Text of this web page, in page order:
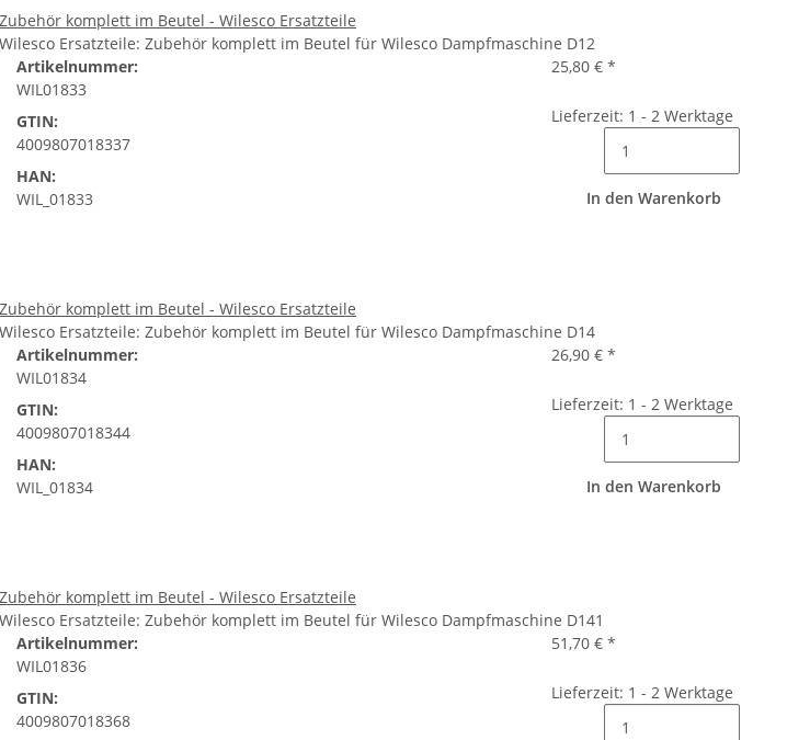
Zubehör komplett im Beutel - Wilesco Ersatzteile
Wilesco Ersatzteile: Zubehör komplett im Beutel für Wilesco Dampfmaschine D12
Artikelnummer:
WIL01833
GTIN:
4009807018337
HAN:
WIL_01833
25,80 € *
Lieferzeit: 1 - 2 Werktage
In den Warenkorb
Zubehör komplett im Beutel - Wilesco Ersatzteile
Wilesco Ersatzteile: Zubehör komplett im Beutel für Wilesco Dampfmaschine D14
Artikelnummer:
WIL01834
GTIN:
4009807018344
HAN:
WIL_01834
26,90 € *
Lieferzeit: 1 - 2 Werktage
In den Warenkorb
Zubehör komplett im Beutel - Wilesco Ersatzteile
Wilesco Ersatzteile: Zubehör komplett im Beutel für Wilesco Dampfmaschine D141
Artikelnummer:
WIL01836
GTIN:
4009807018368
51,70 € *
Lieferzeit: 1 - 2 Werktage